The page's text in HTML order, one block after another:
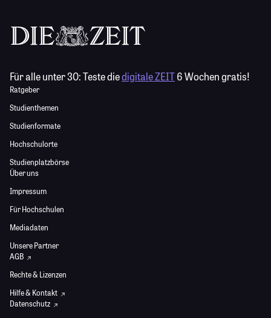
Für alle unter 30:Teste diedigitale ZEIT6 Wochen gratis!
Ratgeber
Studienthemen
Studienformate
Hochschulorte
Studienplatzbörse
Über uns
Impressum
Für Hochschulen
Mediadaten
Unsere Partner
AGB
Rechte & Lizenzen
Hilfe & Kontakt
Datenschutz